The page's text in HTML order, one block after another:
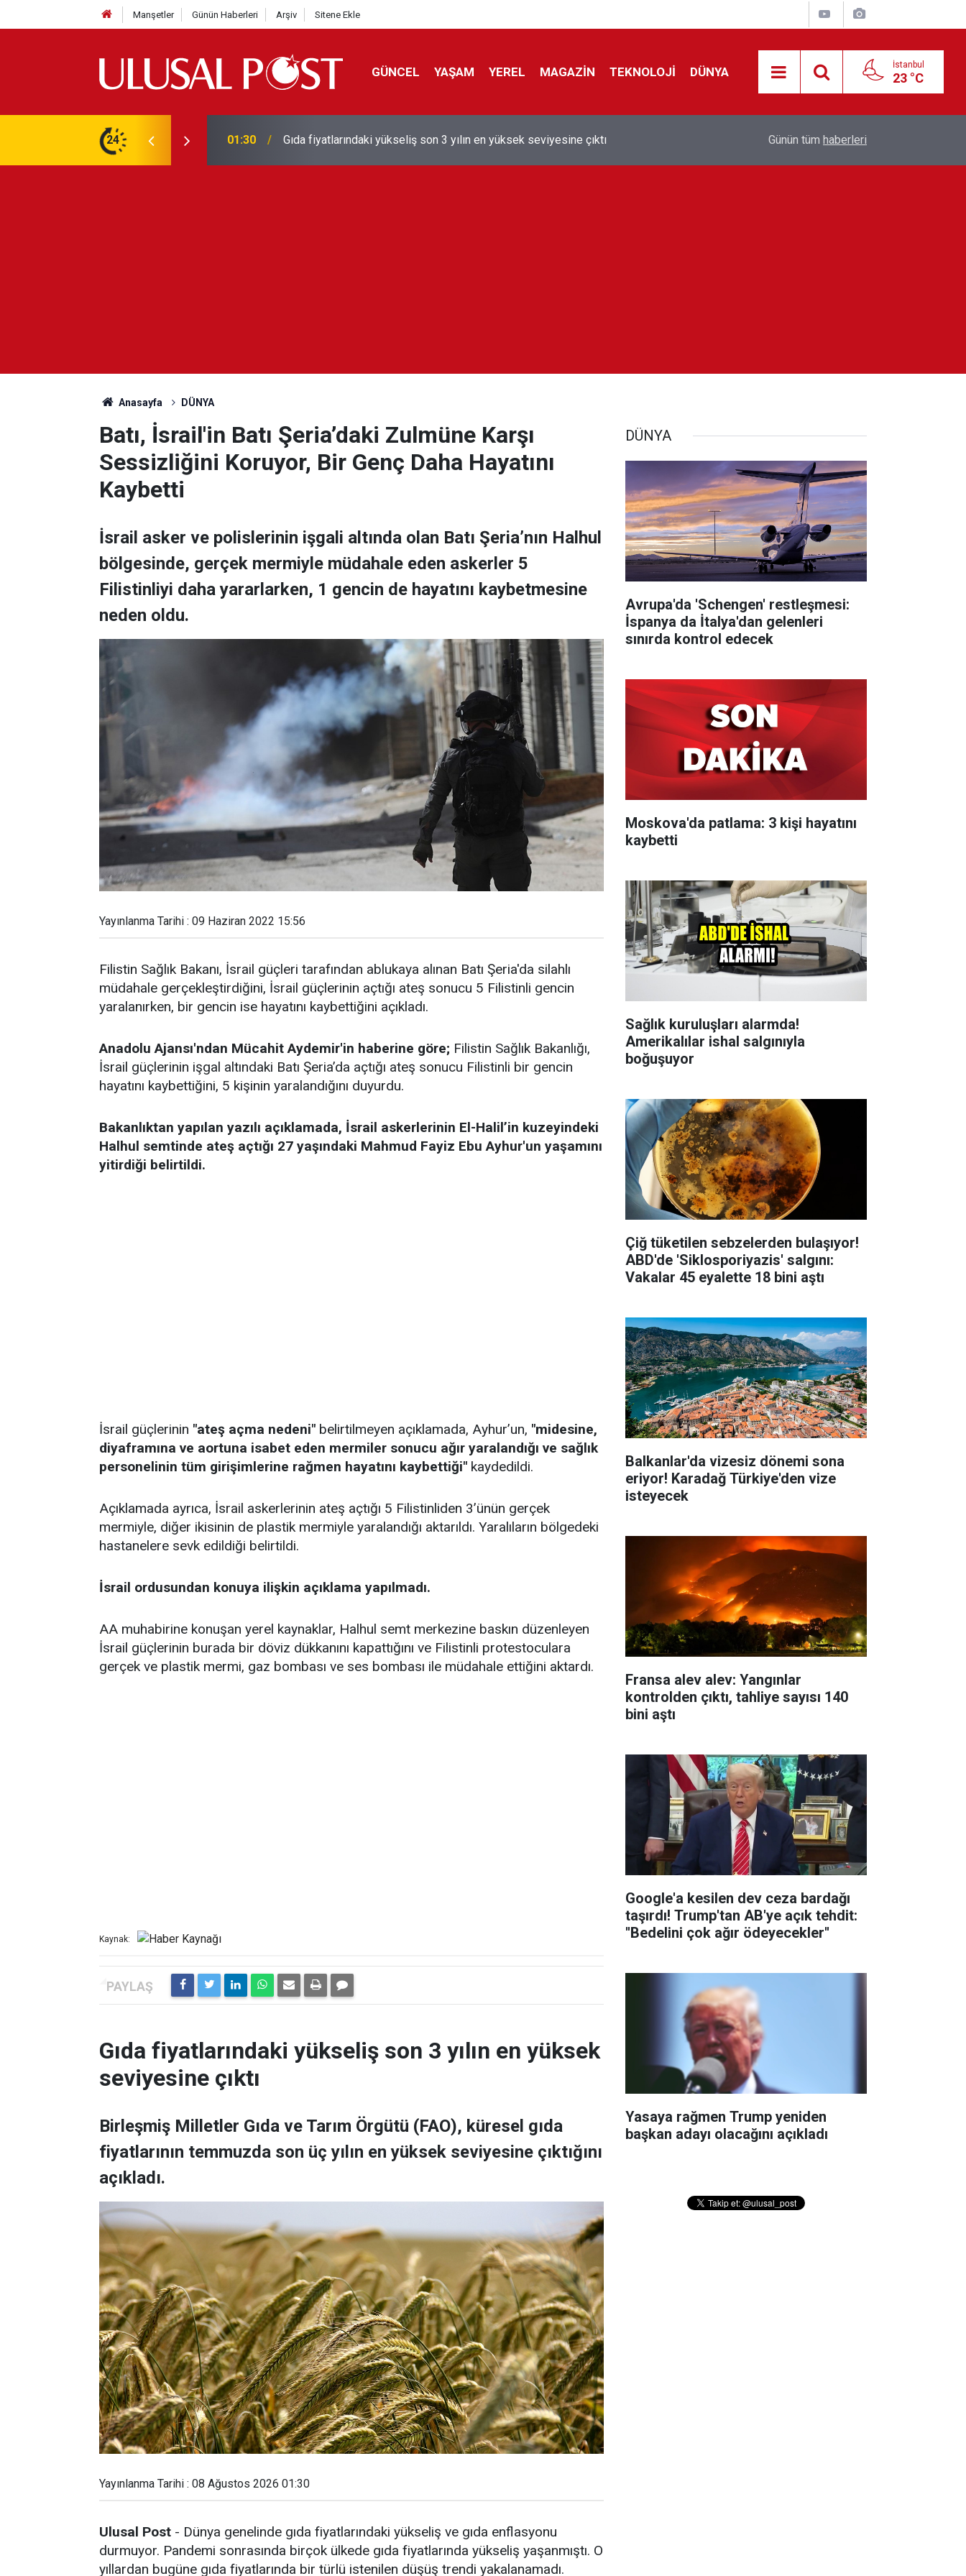
Manşetler Günün Haberleri Arşiv Sitene Ekle
GÜNCEL YAŞAM YEREL MAGAZİN TEKNOLOJİ DÜNYA İstanbul
23 °C
24
en yüksek seviyesine çıktı 01:26 Galatasaray'dan sekiz kişi hakkında savcılığa suç duyurusu
kontrol edecek
Günün tüm haberleri
Anasayfa DÜNYA
Batı, İsrail'in Batı Şeria’daki Zulmüne Karşı
Sessizliğini Koruyor, Bir Genç Daha Hayatını
Kaybetti
İsrail asker ve polislerinin işgali altında olan Batı Şeria’nın Halhul
bölgesinde, gerçek mermiyle müdahale eden askerler 5
Filistinliyi daha yararlarken, 1 gencin de hayatını kaybetmesine
neden oldu.
Yayınlanma Tarihi : 09 Haziran 2022 15:56
Filistin Sağlık Bakanı, İsrail güçleri tarafından ablukaya alınan Batı Şeria'da silahlı
müdahale gerçekleştirdiğini, İsrail güçlerinin açtığı ateş sonucu 5 Filistinli gencin
yaralanırken, bir gencin ise hayatını kaybettiğini açıkladı.
Anadolu Ajansı'ndan Mücahit Aydemir'in haberine göre; Filistin Sağlık Bakanlığı,
İsrail güçlerinin işgal altındaki Batı Şeria’da açtığı ateş sonucu Filistinli bir gencin
hayatını kaybettiğini, 5 kişinin yaralandığını duyurdu.
Bakanlıktan yapılan yazılı açıklamada, İsrail askerlerinin El-Halil’in kuzeyindeki
Halhul semtinde ateş açtığı 27 yaşındaki Mahmud Fayiz Ebu Ayhur'un yaşamını
yitirdiği belirtildi.
İsrail güçlerinin "ateş açma nedeni" belirtilmeyen açıklamada, Ayhur’un, "midesine,
diyaframına ve aortuna isabet eden mermiler sonucu ağır yaralandığı ve sağlık
personelinin tüm girişimlerine rağmen hayatını kaybettiği" kaydedildi.
Açıklamada ayrıca, İsrail askerlerinin ateş açtığı 5 Filistinliden 3’ünün gerçek
mermiyle, diğer ikisinin de plastik mermiyle yaralandığı aktarıldı. Yaralıların bölgedeki
hastanelere sevk edildiği belirtildi.
İsrail ordusundan konuya ilişkin açıklama yapılmadı.
AA muhabirine konuşan yerel kaynaklar, Halhul semt merkezine baskın düzenleyen
İsrail güçlerinin burada bir döviz dükkanını kapattığını ve Filistinli protestoculara
gerçek ve plastik mermi, gaz bombası ve ses bombası ile müdahale ettiğini aktardı.
Kaynak:
Gıda fiyatlarındaki yükseliş son 3 yılın en yüksek
seviyesine çıktı
Birleşmiş Milletler Gıda ve Tarım Örgütü (FAO), küresel gıda
fiyatlarının temmuzda son üç yılın en yüksek seviyesine çıktığını
açıkladı.
Yayınlanma Tarihi : 08 Ağustos 2026 01:30
Ulusal Post - Dünya genelinde gıda fiyatlarındaki yükseliş ve gıda enflasyonu
durmuyor. Pandemi sonrasında birçok ülkede gıda fiyatlarında yükseliş yaşanmıştı. O
yıllardan bugüne gıda fiyatlarında bir türlü istenilen düşüş trendi yakalanamadı.
DÜNYA
Avrupa'da 'Schengen' restleşmesi:
İspanya da İtalya'dan gelenleri
sınırda kontrol edecek
Moskova'da patlama: 3 kişi hayatını
kaybetti
Sağlık kuruluşları alarmda!
Amerikalılar ishal salgınıyla
boğuşuyor
Çiğ tüketilen sebzelerden bulaşıyor!
ABD'de 'Siklosporiyazis' salgını:
Vakalar 45 eyalette 18 bini aştı
Balkanlar'da vizesiz dönemi sona
eriyor! Karadağ Türkiye'den vize
isteyecek
Fransa alev alev: Yangınlar
kontrolden çıktı, tahliye sayısı 140
bini aştı
Google'a kesilen dev ceza bardağı
taşırdı! Trump'tan AB'ye açık tehdit:
''Bedelini çok ağır ödeyecekler''
Yasaya rağmen Trump yeniden
başkan adayı olacağını açıkladı